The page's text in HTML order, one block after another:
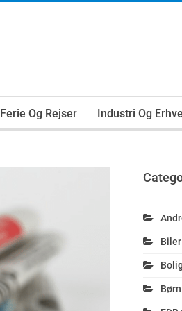
Ferie Og Rejser Industri Og
Biler
Bolig